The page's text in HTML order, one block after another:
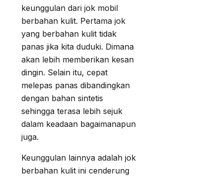
keunggulan dari jok mobil
berbahan kulit. Pertama jok
yang berbahan kulit tidak
panas jika kita duduki. Dimana
akan lebih memberikan kesan
dingin. Selain itu, cepat
melepas panas dibandingkan
dengan bahan sintetis
sehingga terasa lebih sejuk
dalam keadaan bagaimanapun
juga.
Keunggulan lainnya adalah jok
berbahan kulit ini cenderung